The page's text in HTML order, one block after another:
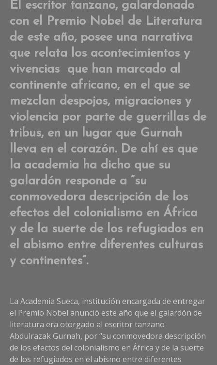
El escritor tanzano, galardonado
con el Premio Nobel de Literatura
de este año, posee una narrativa
que relata los acontecimientos y
vivencias que han marcado al
continente africano, en el que se
mezclan despojos, migraciones y
violencia por parte de guerrillas de
tribus, en un lugar que Gurnah
lleva en el corazón. De ahí es que
la academia ha dicho que su
galardón responde a “su
conmovedora descripción de los
efectos del colonialismo en África
y de la suerte de los refugiados en
el abismo entre diferentes culturas
y continentes”.
La Academia Sueca, institución encargada de entregar
el Premio Nobel anunció este año que el galardón de
literatura era otorgado al escritor tanzano
Abdulrazak Gurnah, por “su conmovedora descripción
de los efectos del colonialismo en África y de la suerte
de los refugiados en el abismo entre diferentes